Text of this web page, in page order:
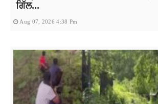
ਗਿੱਲ...
Aug 07, 2026 4:38 Pm